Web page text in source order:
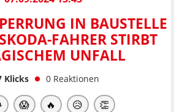
IN BAUSTELLE
FAHRER STIRBT
UNFALL
Klicks 0 Reaktionen
😱 🔥 😥 👏